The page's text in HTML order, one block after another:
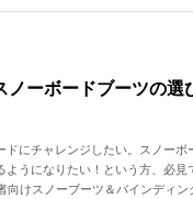
ノーボードブーツの選
ドにチャレンジしたい。スノーボ
ようになりたい！という方、必見
向けスノーブーツ＆バインディン